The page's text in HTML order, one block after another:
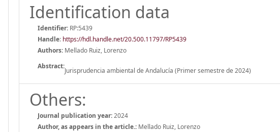
Identification data
Identifier: RP:5439
Handle: https://hdl.handle.net/20.500.11797/RP5439
Authors: Mellado Ruiz, Lorenzo
Abstract:
Jurisprudencia ambiental de Andalucía (Primer semestre de 2024)
Others:
Journal publication year:2024
Author, as appears in the article.: Mellado Ruiz, Lorenzo